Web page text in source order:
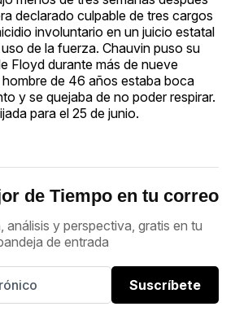
declarado culpable de tres cargos
involuntario en un juicio estatal
de la fuerza. Chauvin puso su
Floyd durante más de nueve
de 46 años estaba boca
y se quejaba de no poder respirar.
para el 25 de junio.
de Tiempo en tu correo
análisis y perspectiva, gratis en tu
de entrada
Suscríbete